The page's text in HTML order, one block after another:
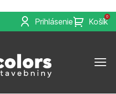
Prihlásenie
0
Košík